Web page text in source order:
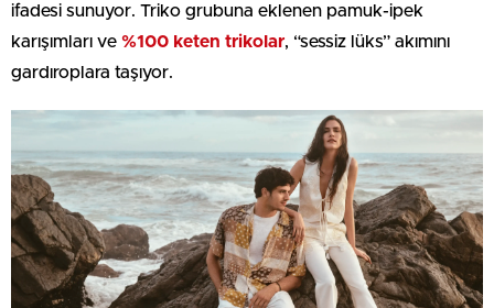
ifadesi sunuyor. Triko grubuna eklenen pamuk-ipek
karışımları ve %100 keten trikolar, “sessiz lüks” akımını
gardıroplara taşıyor.